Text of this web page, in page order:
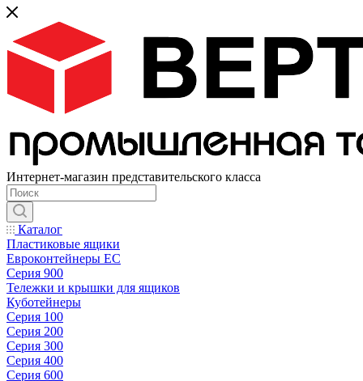
Интернет-магазин представительского класса
Каталог
Пластиковые ящики
Евроконтейнеры ЕС
Серия 900
Тележки и крышки для ящиков
Куботейнеры
Серия 100
Серия 200
Серия 300
Серия 400
Серия 600